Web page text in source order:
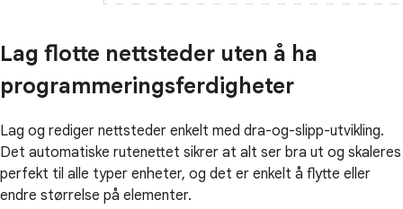
Lag flotte nettsteder uten å ha
programmeringsferdigheter
Lag og rediger nettsteder enkelt med dra-og-slipp-utvikling.
Det automatiske rutenettet sikrer at alt ser bra ut og skaleres
perfekt til alle typer enheter, og det er enkelt å flytte eller
endre størrelse på elementer.